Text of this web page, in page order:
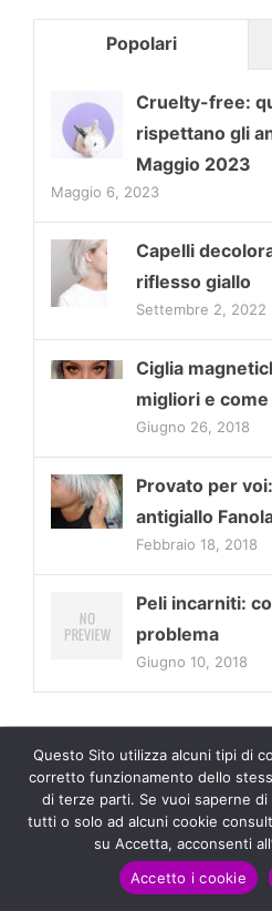
Popolari
Cruelty-free:
rispettano gli
Maggio 2023
Maggio 6, 2023
Capelli
riflesso giallo
Settembre 2, 2022
Ciglia
migliori e
Giugno 26, 2018
Provato per
antigiallo
Febbraio 18, 2018
Peli incarniti:
problema
Giugno 10, 2018
Ricerca
per:
Questo Sito utilizza alcuni tipi di
corretto funzionamento dello
di terze parti. Se vuoi saperne
tutti o solo ad alcuni cookie
su Accetta, acconsenti
Accetto i cookie